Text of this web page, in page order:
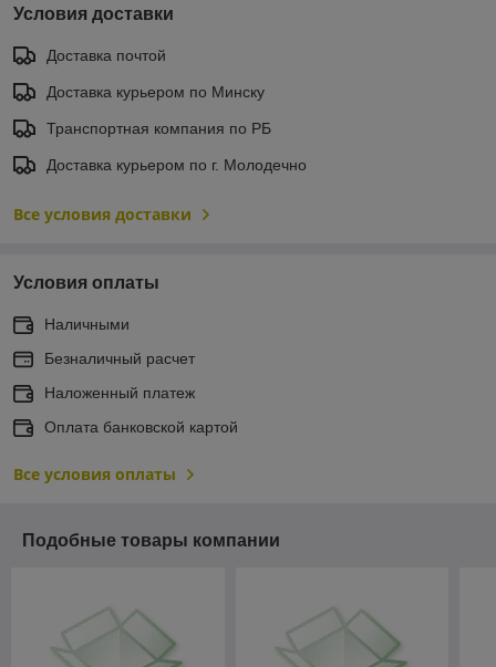
Условия доставки
Доставка почтой
Доставка курьером по Минску
Транспортная компания по РБ
Доставка курьером по г. Молодечно
Все условия доставки
Условия оплаты
Наличными
Безналичный расчет
Наложенный платеж
Оплата банковской картой
Все условия оплаты
Подобные товары компании